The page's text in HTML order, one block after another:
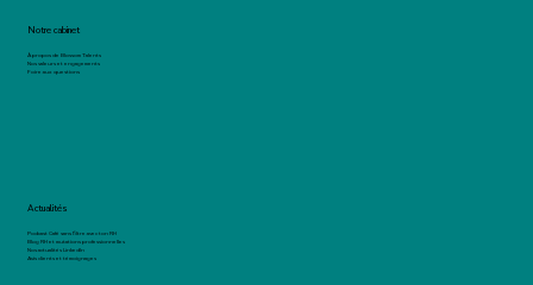
Notre cabinet
À propos de Blossom Talents
Nos valeurs et engagements
Foire aux questions
Actualités
Podcast Café sans filtre avec ton RH
Blog RH et mutations professionnelles
Nos actualités LinkedIn
Avis clients et témoignages